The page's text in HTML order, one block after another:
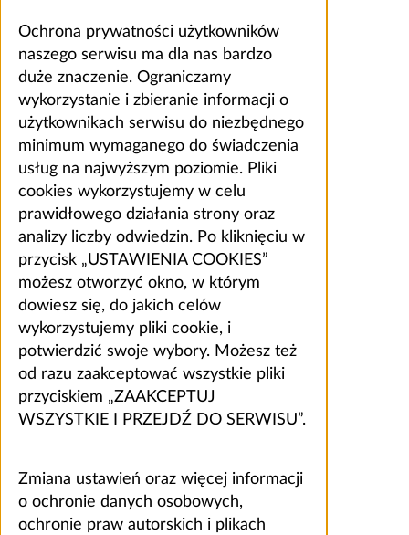
Ochrona prywatności użytkowników
naszego serwisu ma dla nas bardzo
duże znaczenie. Ograniczamy
wykorzystanie i zbieranie informacji o
użytkownikach serwisu do niezbędnego
minimum wymaganego do świadczenia
usług na najwyższym poziomie. Pliki
cookies wykorzystujemy w celu
prawidłowego działania strony oraz
analizy liczby odwiedzin. Po kliknięciu w
przycisk „USTAWIENIA COOKIES”
możesz otworzyć okno, w którym
dowiesz się, do jakich celów
wykorzystujemy pliki cookie, i
potwierdzić swoje wybory. Możesz też
od razu zaakceptować wszystkie pliki
przyciskiem „ZAAKCEPTUJ
WSZYSTKIE I PRZEJDŹ DO SERWISU”.
Zmiana ustawień oraz więcej informacji
o ochronie danych osobowych,
ochronie praw autorskich i plikach